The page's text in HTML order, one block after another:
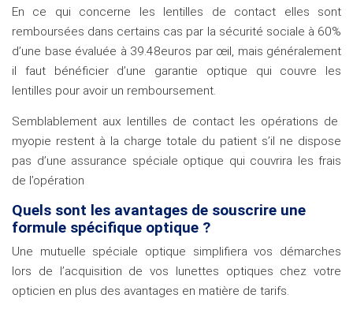
En ce qui concerne les lentilles de contact elles sont
remboursées dans certains cas par la sécurité sociale à 60%
d’une base évaluée à 39.48euros par œil, mais généralement
il faut bénéficier d’une garantie optique qui couvre les
lentilles pour avoir un remboursement.
Semblablement aux lentilles de contact les opérations de
myopie restent à la charge totale du patient s’il ne dispose
pas d’une assurance spéciale optique qui couvrira les frais
de l’opération
Quels sont les avantages de souscrire une
formule spécifique optique ?
Une mutuelle spéciale optique simplifiera vos démarches
lors de l’acquisition de vos lunettes optiques chez votre
opticien en plus des avantages en matière de tarifs.